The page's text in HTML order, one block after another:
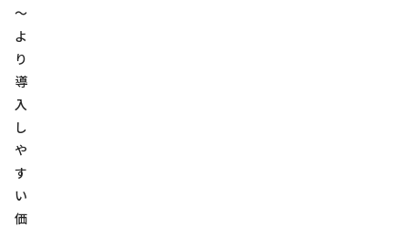
～
よ
り
導
入
し
や
す
い
価